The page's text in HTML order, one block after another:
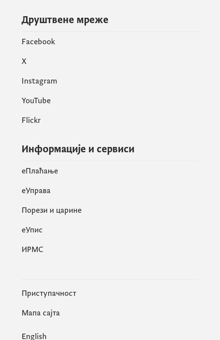
Друштвене мреже
Facebook
X
Instagram
YouTube
Flickr
Информације и сервиси
eПлаћање
еУправа
Порези и царине
eУпис
ИРМС
Приступачност
Мапа сајта
English